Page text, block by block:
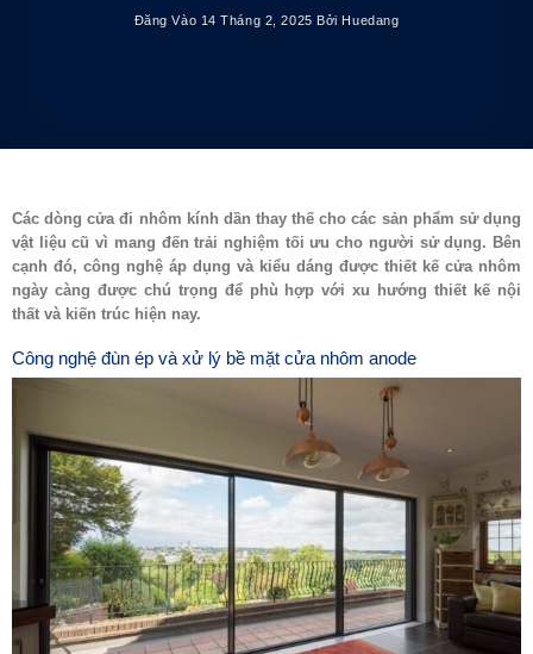
Đăng Vào 14 Tháng 2, 2025 Bởi Huedang
Các dòng cửa đi nhôm kính dần thay thế cho các sản phẩm sử dụng
vật liệu cũ vì mang đến trải nghiệm tối ưu cho người sử dụng. Bên
cạnh đó, công nghệ áp dụng và kiểu dáng được thiết kế cửa nhôm
ngày càng được chú trọng để phù hợp với xu hướng thiết kế nội
thất và kiến trúc hiện nay.
Công nghệ đùn ép và xử lý bề mặt cửa nhôm anode